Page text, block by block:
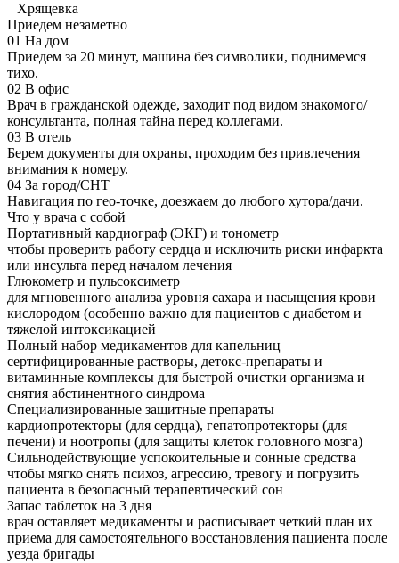
Хрящевка
Приедем незаметно
01 На дом
Приедем за 20 минут, машина без символики, поднимемся
тихо.
02 В офис
Врач в гражданской одежде, заходит под видом знакомого/
консультанта, полная тайна перед коллегами.
03 В отель
Берем документы для охраны, проходим без привлечения
внимания к номеру.
04 За город/СНТ
Навигация по гео-точке, доезжаем до любого хутора/дачи.
Что у врача с собой
Портативный кардиограф (ЭКГ) и тонометр
чтобы проверить работу сердца и исключить риски инфаркта
или инсульта перед началом лечения
Глюкометр и пульсоксиметр
для мгновенного анализа уровня сахара и насыщения крови
кислородом (особенно важно для пациентов с диабетом и
тяжелой интоксикацией
Полный набор медикаментов для капельниц
сертифицированные растворы, детокс-препараты и
витаминные комплексы для быстрой очистки организма и
снятия абстинентного синдрома
Специализированные защитные препараты
кардиопротекторы (для сердца), гепатопротекторы (для
печени) и ноотропы (для защиты клеток головного мозга)
Сильнодействующие успокоительные и сонные средства
чтобы мягко снять психоз, агрессию, тревогу и погрузить
пациента в безопасный терапевтический сон
Запас таблеток на 3 дня
врач оставляет медикаменты и расписывает четкий план их
приема для самостоятельного восстановления пациента после
уезда бригады